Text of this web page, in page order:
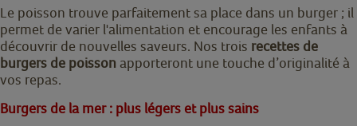
Le poisson trouve parfaitement sa place dans un burger ; il
permet de varier l'alimentation et encourage les enfants à
découvrir de nouvelles saveurs. Nos trois recettes de
burgers de poisson apporteront une touche d’originalité à
vos repas.
Burgers de la mer : plus légers et plus sains